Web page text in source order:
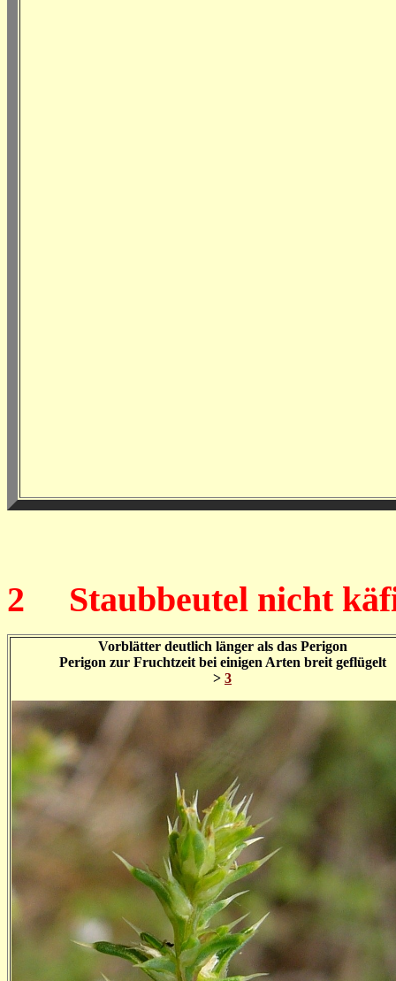
2 Staubbeutel nicht
Vorblätter deutlich länger als das Perigon
Perigon zur Fruchtzeit bei einigen Arten breit geflügelt
> 3